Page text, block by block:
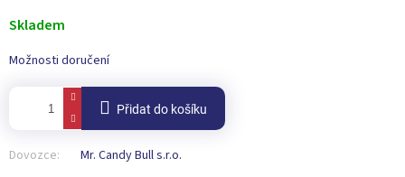
cena:
Skladem
Možnosti doručení
Přidat do košíku
Dovozce: Mr. Candy Bull s.r.o.